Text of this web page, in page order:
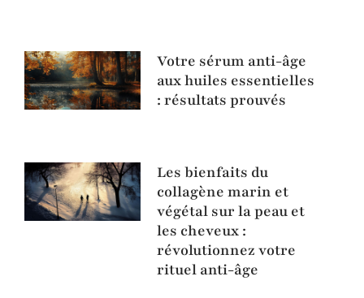
Votre sérum anti-âge
aux huiles essentielles
: résultats prouvés
Les bienfaits du
collagène marin et
végétal sur la peau et
les cheveux :
révolutionnez votre
rituel anti-âge